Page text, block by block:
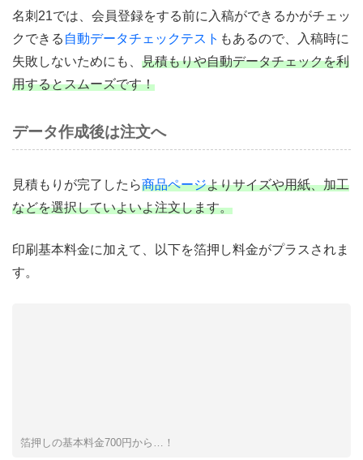
名刺21では、会員登録をする前に入稿ができるかがチェッ
クできる 自動データチェックテスト もあるので、入稿時に
失敗しないためにも、 見積もりや自動データチェックを利
用するとスムーズです！
データ作成後は注文へ
見積もりが完了したら商品ページよりサイズや用紙、加工
などを選択していよいよ注文します。
印刷基本料金に加えて、以下を箔押し料金がプラスされま
す。
箔押しの基本料金700円から…！